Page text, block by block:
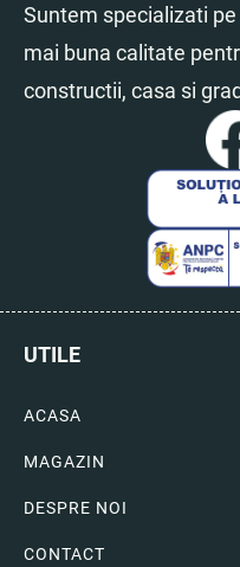
Suntem specializati
mai buna calitate
constructii, casa si
UTILE
ACASA
MAGAZIN
DESPRE NOI
CONTACT